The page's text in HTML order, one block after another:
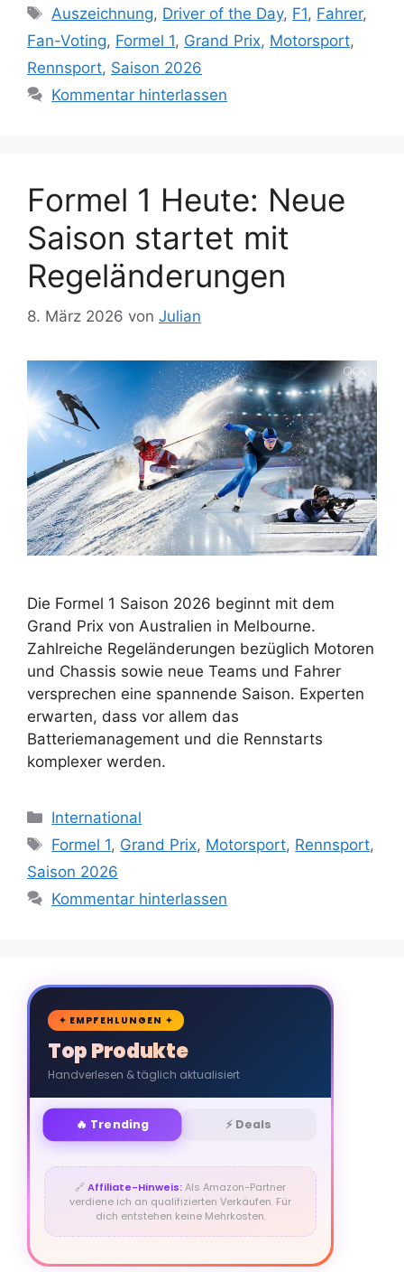
Schlagwörter
Auszeichnung, Driver of the Day, F1, Fahrer,
Fan-Voting, Formel 1, Grand Prix, Motorsport,
Rennsport, Saison 2026
Kommentar hinterlassen
Formel 1 Heute: Neue
Saison startet mit
Regeländerungen
8. März 2026 von Julian
Die Formel 1 Saison 2026 beginnt mit dem
Grand Prix von Australien in Melbourne.
Zahlreiche Regeländerungen bezüglich Motoren
und Chassis sowie neue Teams und Fahrer
versprechen eine spannende Saison. Experten
erwarten, dass vor allem das
Batteriemanagement und die Rennstarts
komplexer werden.
Kategorien
International
Schlagwörter
Formel 1, Grand Prix, Motorsport, Rennsport,
Saison 2026
Kommentar hinterlassen
🛒
✦ EMPFEHLUNGEN ✦
Top Produkte
Handverlesen & täglich aktualisiert
🔥 Trending ⚡ Deals
🔗Affiliate-Hinweis:Als Amazon-Partner
verdiene ich an qualifizierten Verkäufen. Für
dich entstehen keine Mehrkosten.